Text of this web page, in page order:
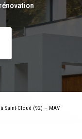
Saint-Cloud (92) – MAV